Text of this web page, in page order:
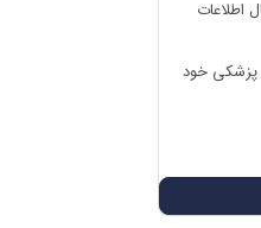
اطلاعات
پزشکی خود